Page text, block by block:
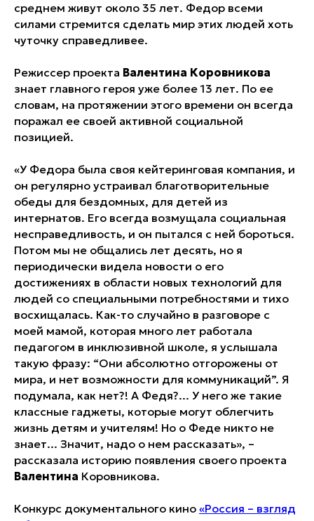
среднем живут около 35 лет. Федор всеми
силами стремится сделать мир этих людей хоть
чуточку справедливее.
Режиссер проекта Валентина Коровникова
знает главного героя уже более 13 лет. По ее
словам, на протяжении этого времени он всегда
поражал ее своей активной социальной
позицией.
«У Федора была своя кейтеринговая компания, и
он регулярно устраивал благотворительные
обеды для бездомных, для детей из
интернатов. Его всегда возмущала социальная
несправедливость, и он пытался с ней бороться.
Потом мы не общались лет десять, но я
периодически видела новости о его
достижениях в области новых технологий для
людей со специальными потребностями и тихо
восхищалась. Как-то случайно в разговоре с
моей мамой, которая много лет работала
педагогом в инклюзивной школе, я услышала
такую фразу: “Они абсолютно отгорожены от
мира, и нет возможности для коммуникаций”. Я
подумала, как нет?! А Федя?... У него же такие
классные гаджеты, которые могут облегчить
жизнь детям и учителям! Но о Феде никто не
знает... Значит, надо о нем рассказать», –
рассказала историю появления своего проекта
Валентина Коровникова.
Конкурс документального кино «Россия – взгляд